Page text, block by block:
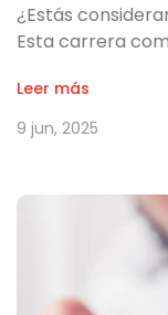
¿Estás
Esta carrera
Leer más
9 jun, 2025